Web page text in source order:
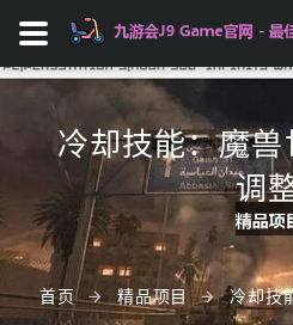
Search...
冷却技能：魔
调
首页 精品项目 冷却技